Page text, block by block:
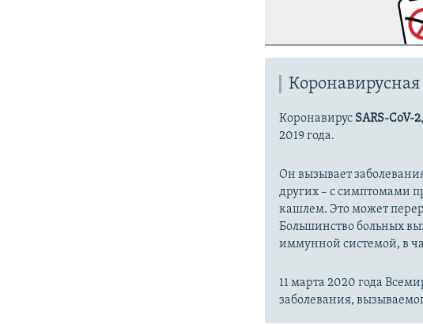
Коронавирус SARS-CoV-2
2019 года.
Он вызывает
других – с симптомами
кашлем. Это может
Большинство больных
иммунной системой, в
11 марта 2020 года
заболевания,